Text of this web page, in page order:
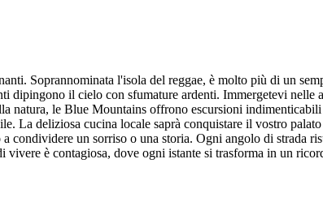
Soprannominata l'isola del reggae, è molto più di un
dipingono il cielo con sfumature ardenti. Immergetevi nelle
natura, le Blue Mountains offrono escursioni
La deliziosa cucina locale saprà conquistare il vostro
condividere un sorriso o una storia. Ogni angolo di strada
è contagiosa, dove ogni istante si trasforma in un